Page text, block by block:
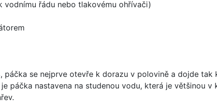
řádu nebo tlakovému ohřívači)
se nejprve otevře k dorazu v polovině a dojde tak
páčka nastavena na studenou vodu, která je většinou